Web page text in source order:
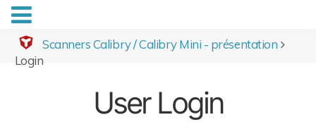
Scanners Calibry / Calibry Mini - présentation
Login
User Login